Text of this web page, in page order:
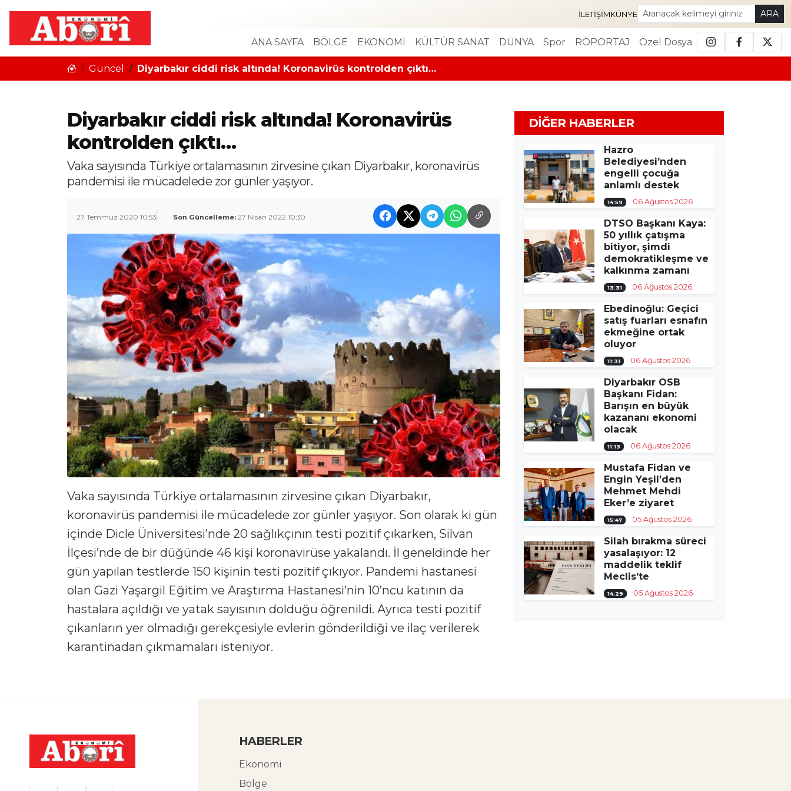
İLETIŞIMKÜNYE ARA
ANA SAYFA BÖLGE EKONOMİ KÜLTÜR SANAT DÜNYA Spor RÖPORTAJ Özel Dosya
Güncel Diyarbakır ciddi risk altında! Koronavirüs kontrolden çıktı…
Diyarbakır ciddi risk altında! Koronavirüs
kontrolden çıktı…
Vaka sayısında Türkiye ortalamasının zirvesine çıkan Diyarbakır, koronavirüs
pandemisi ile mücadelede zor günler yaşıyor.
27 Temmuz 2020 10:53 Son Güncelleme: 27 Nisan 2022 10:30
Vaka sayısında Türkiye ortalamasının zirvesine çıkan Diyarbakır,
koronavirüs pandemisi ile mücadelede zor günler yaşıyor. Son olarak ki gün
içinde Dicle Üniversitesi’nde 20 sağlıkçının testi pozitif çıkarken, Silvan
İlçesi’nde de bir düğünde 46 kişi koronavirüse yakalandı. İl geneldinde her
gün yapılan testlerde 150 kişinin testi pozitif çıkıyor. Pandemi hastanesi
olan Gazi Yaşargil Eğitim ve Araştırma Hastanesi’nin 10’ncu katının da
hastalara açıldığı ve yatak sayısının dolduğu öğrenildi. Ayrıca testi pozitif
çıkanların yer olmadığı gerekçesiyle evlerin gönderildiği ve ilaç verilerek
karantinadan çıkmamaları isteniyor.
DIĞER HABERLER
Hazro
Belediyesi’nden
engelli çocuğa
anlamlı destek
14:59 06 Ağustos 2026
DTSO Başkanı Kaya:
50 yıllık çatışma
bitiyor, şimdi
demokratikleşme ve
kalkınma zamanı
13:31 06 Ağustos 2026
Ebedinoğlu: Geçici
satış fuarları esnafın
ekmeğine ortak
oluyor
11:31 06 Ağustos 2026
Diyarbakır OSB
Başkanı Fidan:
Barışın en büyük
kazananı ekonomi
olacak
11:13 06 Ağustos 2026
Mustafa Fidan ve
Engin Yeşil’den
Mehmet Mehdi
Eker’e ziyaret
15:47 05 Ağustos 2026
Silah bırakma süreci
yasalaşıyor: 12
maddelik teklif
Meclis’te
14:29 05 Ağustos 2026
HABERLER
Ekonomi
Bölge